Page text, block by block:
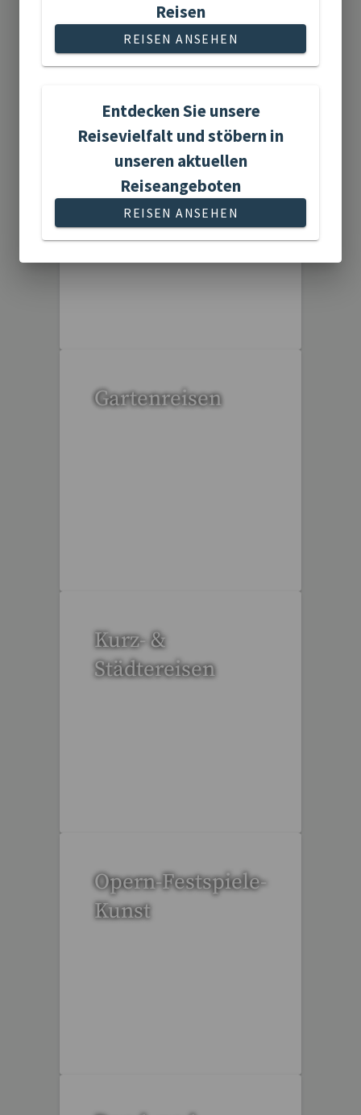
15 Reisen gefunden
Flusskreuzfahrten
Gartenreisen
Kurz- &
Städtereisen
Opern-Festspiele-
Kunst
Reisen
REISEN ANSEHEN
Entdecken Sie unsere
Reisevielfalt und stöbern in
unseren aktuellen
Reiseangeboten
REISEN ANSEHEN